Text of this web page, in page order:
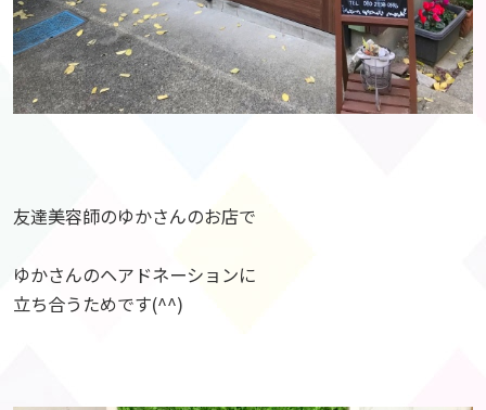
友達美容師のゆかさんのお店で
ゆかさんのヘアドネーションに
立ち合うためです(^^)